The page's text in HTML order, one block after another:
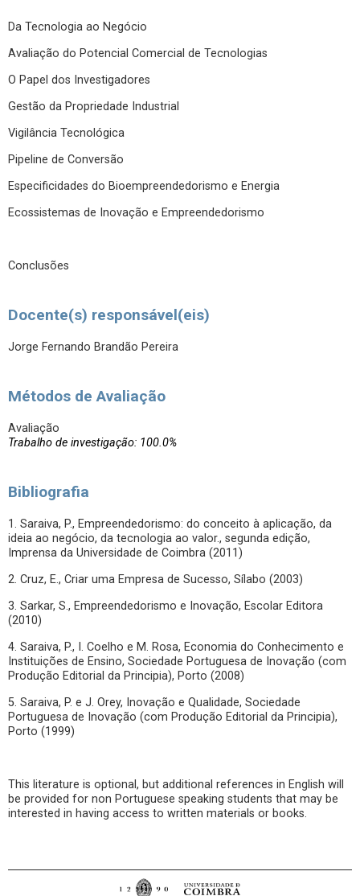
Da Tecnologia ao Negócio
Avaliação do Potencial Comercial de Tecnologias
O Papel dos Investigadores
Gestão da Propriedade Industrial
Vigilância Tecnológica
Pipeline de Conversão
Especificidades do Bioempreendedorismo e Energia
Ecossistemas de Inovação e Empreendedorismo
Conclusões
Docente(s) responsável(eis)
Jorge Fernando Brandão Pereira
Métodos de Avaliação
Avaliação
Trabalho de investigação: 100.0%
Bibliografia
1. Saraiva, P., Empreendedorismo: do conceito à aplicação, da
ideia ao negócio, da tecnologia ao valor., segunda edição,
Imprensa da Universidade de Coimbra (2011)
2. Cruz, E., Criar uma Empresa de Sucesso, Sílabo (2003)
3. Sarkar, S., Empreendedorismo e Inovação, Escolar Editora
(2010)
4. Saraiva, P., I. Coelho e M. Rosa, Economia do Conhecimento e
Instituições de Ensino, Sociedade Portuguesa de Inovação (com
Produção Editorial da Principia), Porto (2008)
5. Saraiva, P. e J. Orey, Inovação e Qualidade, Sociedade
Portuguesa de Inovação (com Produção Editorial da Principia),
Porto (1999)
This literature is optional, but additional references in English will
be provided for non Portuguese speaking students that may be
interested in having access to written materials or books.